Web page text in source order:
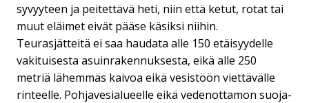
syvyyteen ja peitettävä heti, niin että ketut, rotat tai
muut eläimet eivät pääse käsiksi niihin.
Teurasjätteitä ei saa haudata alle 150 etäisyydelle
vakituisesta asuinrakennuksesta, eikä alle 250
metriä lähemmäs kaivoa eikä vesistöön viettävälle
rinteelle. Pohjavesialueelle eikä vedenottamon suoja-